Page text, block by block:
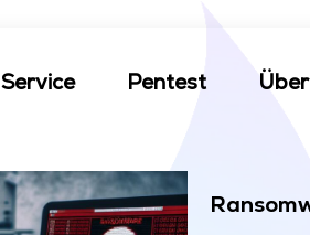
Service Pentest